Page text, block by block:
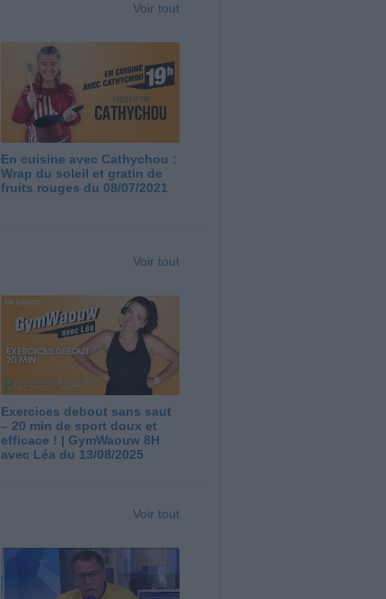
Voir tout
En cuisine avec Cathychou :
Wrap du soleil et gratin de
fruits rouges du 08/07/2021
Voir tout
Exercices debout sans saut
– 20 min de sport doux et
efficace ! | GymWaouw 8H
avec Léa du 13/08/2025
Voir tout